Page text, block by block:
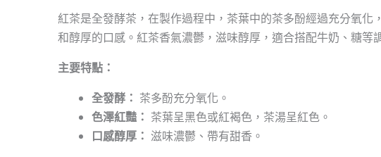
紅茶是全發酵茶，在製作過程中，茶葉中的茶多酚經過充分氧
和醇厚的口感。紅茶香氣濃鬱，滋味醇厚，適合搭配牛奶、糖等
主要特點：
全發酵： 茶多酚充分氧化。
色澤紅豔： 茶葉呈黑色或紅褐色，茶湯呈紅色。
口感醇厚： 滋味濃鬱、帶有甜香。